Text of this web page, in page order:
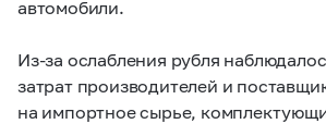
автомобили.
Из-за ослабления рубля
затрат производителей и
на импортное сырье,